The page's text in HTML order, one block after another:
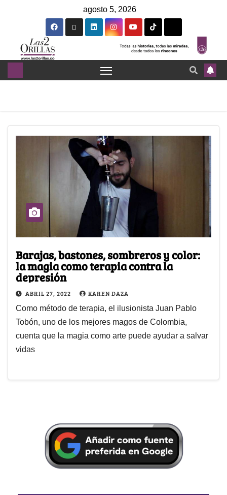
agosto 5, 2026
Barajas, bastones, sombreros y color:
la magia como terapia contra la
depresión
ABRIL 27, 2022 KAREN DAZA
Como método de terapia, el ilusionista Juan Pablo
Tobón, uno de los mejores magos de Colombia,
cuenta que la magia como arte puede ayudar a salvar
vidas